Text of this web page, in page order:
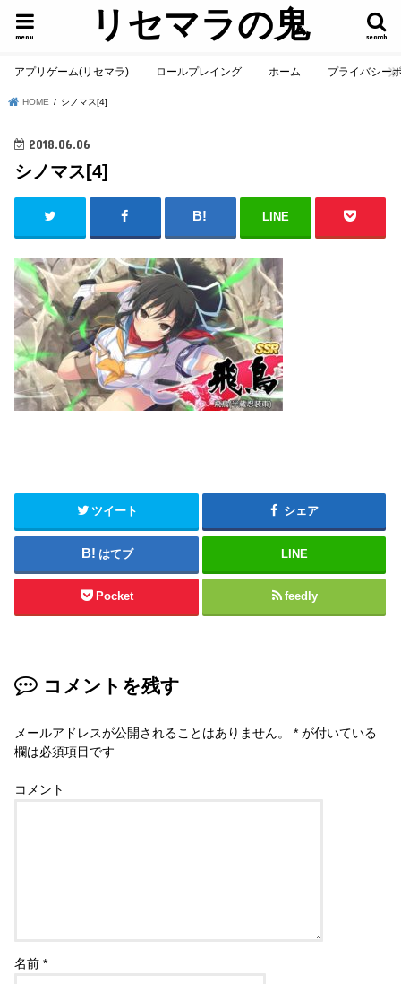
リセマラの鬼 search
menu
アプリゲーム(リセマラ) ロールプレイング ホーム プライバシー
HOME シノマス[4]
2018.06.06
シノマス[4]
LINE
ツイート シェア
はてブ LINE
Pocket feedly
コメントを残す
メールアドレスが公開されることはありません。 * が付いている
欄は必須項目です
コメント
名前*